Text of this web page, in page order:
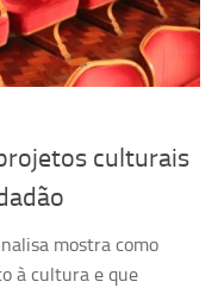
culturais
mostra como
à cultura e que